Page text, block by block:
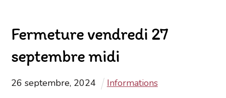
Fermeture vendredi 27
septembre midi
26 septembre, 2024 Informations